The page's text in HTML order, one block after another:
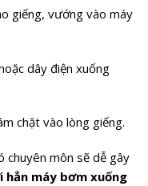
giếng, vướng vào máy
dây điện xuống
chặt vào lòng giếng.
chuyên môn sẽ dễ gây
hẳn máy bơm xuống